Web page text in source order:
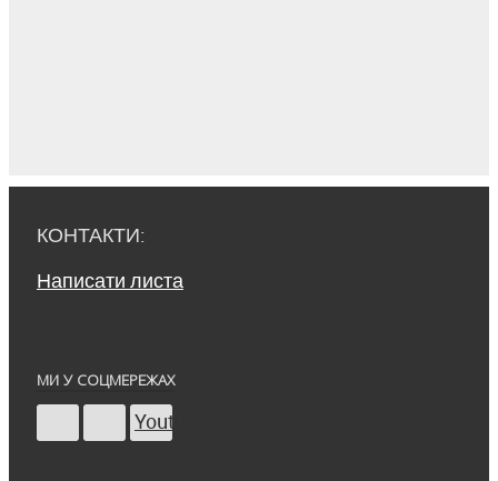
КОНТАКТИ:
Написати листа
МИ У СОЦМЕРЕЖАХ
Youtube